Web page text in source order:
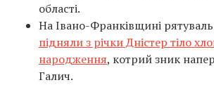
області.
На Івано-Франківщині
підняли з річки Дністер тіло
народження, котрий зник
Галич.